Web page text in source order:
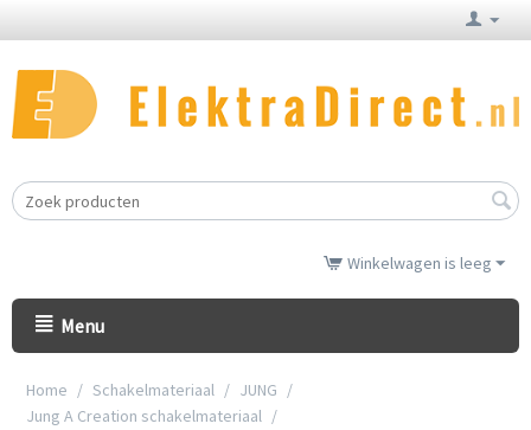
Winkelwagen is leeg
Menu
Home / Schakelmateriaal / JUNG /
Jung A Creation schakelmateriaal /